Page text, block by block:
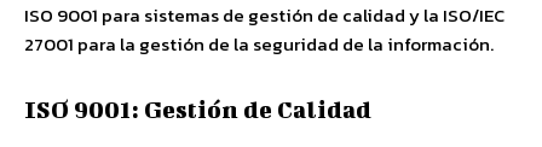
ISO 9001 para sistemas de gestión de calidad y la ISO/IEC
27001 para la gestión de la seguridad de la información.
ISO 9001: Gestión de Calidad